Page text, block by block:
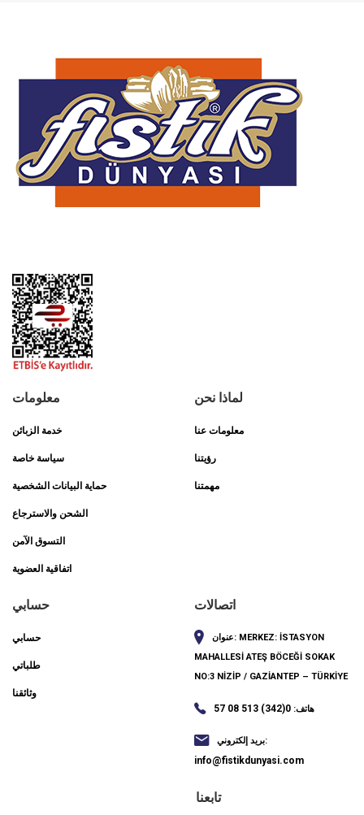
معلومات
خدمة الزبائن
سياسة خاصة
حماية البيانات الشخصية
الشحن والاسترجاع
التسوق الآمن
اتفاقية العضوية
لماذا نحن
معلومات عنا
رؤيتنا
مهمتنا
حسابي
حسابي
طلباتي
وثائقنا
اتصالات
عنوان: MERKEZ: İSTASYON
MAHALLESİ ATEŞ BÖCEĞİ SOKAK
NO:3 NİZİP / GAZİANTEP – TÜRKİYE
هاتف: 0(342) 513 08 57
بريد إلكتروني:
info@fistikdunyasi.com
تابعنا